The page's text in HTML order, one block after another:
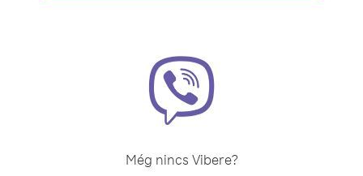
Még nincs Vibere?